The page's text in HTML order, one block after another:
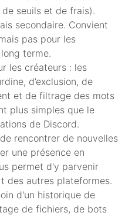
seuils et de frais).
secondaire. Convient
pas pour les
terme.
les créateurs : les
d’exclusion, de
et de filtrage des mots
plus simples que le
de Discord.
rencontrer de nouvelles
une présence en
permet d'y parvenir
des autres plateformes.
d'un historique de
de fichiers, de bots